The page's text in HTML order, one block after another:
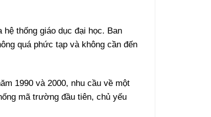
thống giáo dục đại học. Ban
quá phức tạp và không cần đến
1990 và 2000, nhu cầu về một
mã trường đầu tiên, chủ yếu